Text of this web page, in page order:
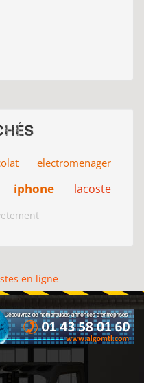
electromenager
iphone lacoste
en ligne